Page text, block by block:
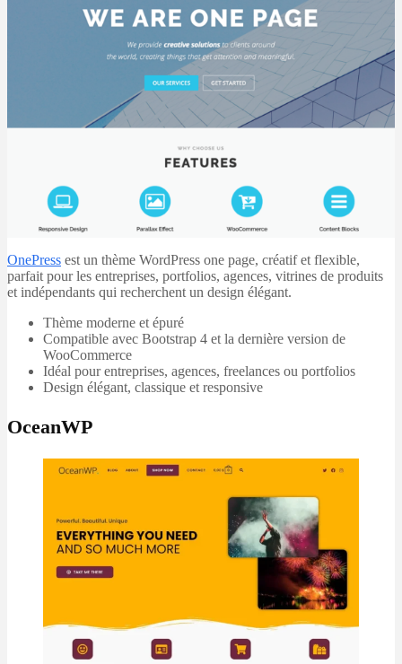
OnePress est un thème WordPress one page, créatif et flexible,
parfait pour les entreprises, portfolios, agences, vitrines de produits
et indépendants qui recherchent un design élégant.
Thème moderne et épuré
Compatible avec Bootstrap 4 et la dernière version de
WooCommerce
Idéal pour entreprises, agences, freelances ou portfolios
Design élégant, classique et responsive
OceanWP